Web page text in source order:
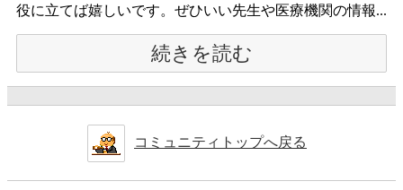
役に立てば嬉しいです。ぜひいい先生や医療機関の情報...
続きを読む
コミュニティトップへ戻る